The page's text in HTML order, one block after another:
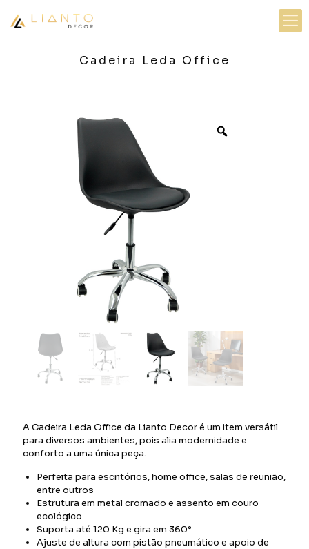
Cadeira Leda Office
A Cadeira Leda Office da Lianto Decor é um item versátil
para diversos ambientes, pois alia modernidade e
conforto a uma única peça.
Perfeita para escritórios, home office, salas de reunião,
entre outros
Estrutura em metal cromado e assento em couro
ecológico
Suporta até 120 Kg e gira em 360°
Ajuste de altura com pistão pneumático e apoio de